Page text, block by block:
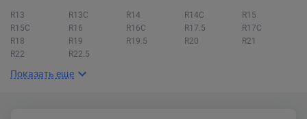
R13 R13C R14 R14C
R15
R15C
R16 R16C R17.5
R17C
R18
R19 R19.5 R20
R21
R22
R22.5
Показать еще